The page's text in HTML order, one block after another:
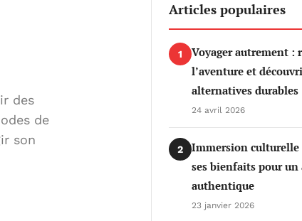
des
de
son
Articles populaires
1
Voyager autrement :
l’aventure et
alternatives durables
24 avril 2026
2
Immersion culturelle
ses bienfaits pour un
authentique
23 janvier 2026